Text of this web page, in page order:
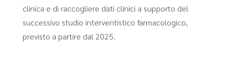
clinica e di raccogliere dati clinici a supporto del
successivo studio interventistico farmacologico,
previsto a partire dal 2025.